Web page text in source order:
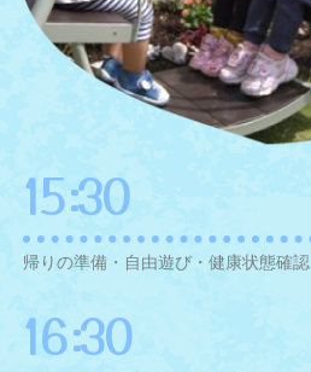
15:30
帰りの準備・自由遊び・健康状態確認
16:30